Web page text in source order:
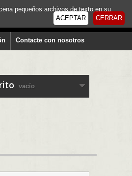
Contacte con nosotros
vacío
pequeños archivos de texto en su
CERRAR
ACEPTAR